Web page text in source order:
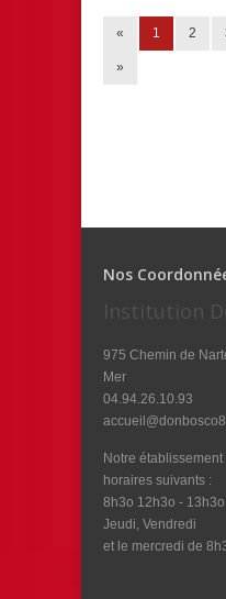
« 1 2
»
Nos
Institution
975 Chemin de
Mer
04.94.26.10.93
Notre
horaires suivants :
8h3o 12h3o -
Jeudi, Vendredi
et le mercredi de